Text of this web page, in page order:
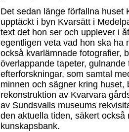
Det sedan länge förfallna huset
upptäckt i byn Kvarsätt i
text det hon ser och upplever i
egentligen veta vad hon ska ha
också kvarlämnade fotografier,
överlappande tapeter,
efterforskningar, som samtal
minnen och sägner kring
rekonstruktion av Kvarvara
av Sundsvalls museums
den aktuella tiden, säkert
kunskapsbank.